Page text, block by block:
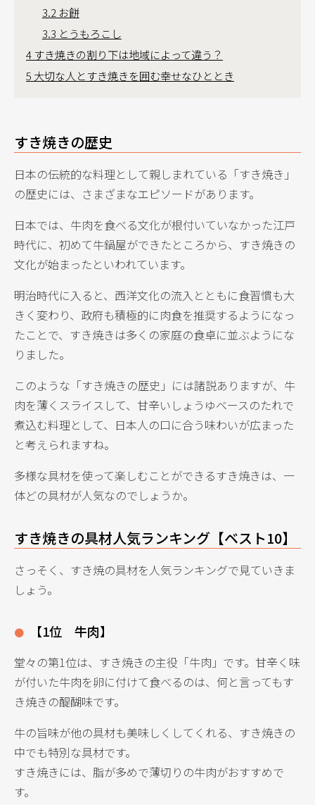
3.2 お餅
3.3 とうもろこし
4 すき焼きの割り下は地域によって違う？
5 大切な人とすき焼きを囲む幸せなひととき
すき焼きの歴史
日本の伝統的な料理として親しまれている「すき焼き」
の歴史には、さまざまなエピソードがあります。
日本では、牛肉を食べる文化が根付いていなかった江戸
時代に、初めて牛鍋屋ができたところから、すき焼きの
文化が始まったといわれています。
明治時代に入ると、西洋文化の流入とともに食習慣も大
きく変わり、政府も積極的に肉食を推奨するようになっ
たことで、すき焼きは多くの家庭の食卓に並ぶようにな
りました。
このような「すき焼きの歴史」には諸説ありますが、牛
肉を薄くスライスして、甘辛いしょうゆベースのたれで
煮込む料理として、日本人の口に合う味わいが広まった
と考えられますね。
多様な具材を使って楽しむことができるすき焼きは、一
体どの具材が人気なのでしょうか。
すき焼きの具材人気ランキング【ベスト10】
さっそく、すき焼の具材を人気ランキングで見ていきま
しょう。
【1位 牛肉】
堂々の第1位は、すき焼きの主役「牛肉」です。甘辛く味
が付いた牛肉を卵に付けて食べるのは、何と言ってもす
き焼きの醍醐味です。
牛の旨味が他の具材も美味しくしてくれる、すき焼きの
中でも特別な具材です。
すき焼きには、脂が多めで薄切りの牛肉がおすすめで
す。